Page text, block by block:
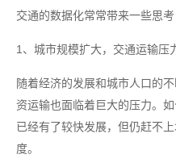
交通的数据化常常带来一些思考
1、城市规模扩大，交通运输压
随着经济的发展和城市人口的
资运输也面临着巨大的压力。
已经有了较快发展，但仍赶不
度。